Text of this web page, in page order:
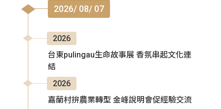
2026/ 08/ 07
2026
台東pulingau生命故事展 香氛串起文化連
結
2026
嘉蘭村拚農業轉型 金峰說明會促經驗交流